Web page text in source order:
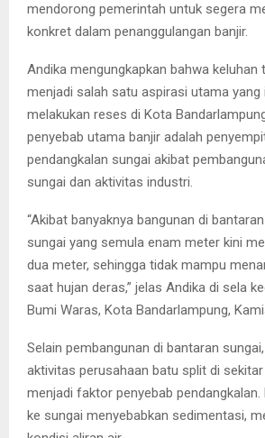
mendorong pemerintah untuk segera
konkret dalam penanggulangan banjir.
Andika mengungkapkan bahwa keluhan
menjadi salah satu aspirasi utama
melakukan reses di Kota
penyebab utama banjir adalah
pendangkalan sungai akibat
sungai dan aktivitas industri.
“Akibat banyaknya bangunan di
sungai yang semula enam meter kini
dua meter, sehingga tidak mampu
saat hujan deras,” jelas Andika di sela
Bumi Waras, Kota Bandarlampung,
Selain pembangunan di bantaran
aktivitas perusahaan batu split di
menjadi faktor penyebab
ke sungai menyebabkan sedimentasi,